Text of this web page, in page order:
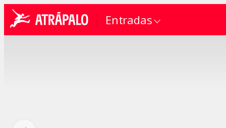
Entradas